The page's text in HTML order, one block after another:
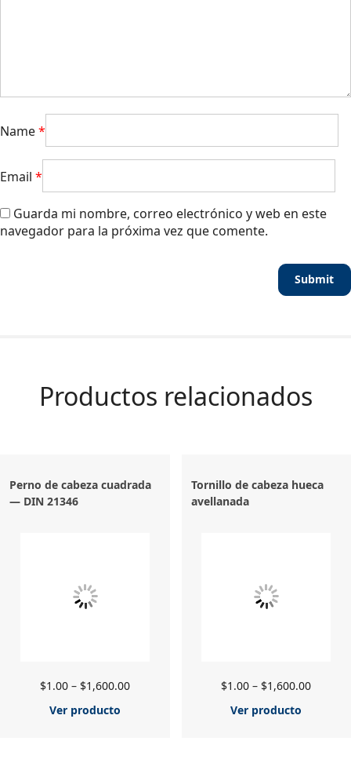
Name*
Email *
Guarda mi nombre, correo electrónico y web en este
navegador para la próxima vez que comente.
Productos relacionados
Perno de cabeza cuadrada
— DIN 21346
$1.00– $1,600.00
Ver producto
Tornillo de cabeza hueca
avellanada
$1.00 – $1,600.00
Ver producto